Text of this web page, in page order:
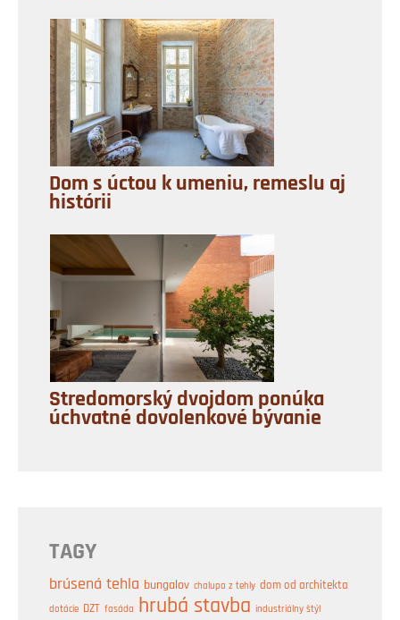
Dom s úctou k umeniu, remeslu aj
histórii
Stredomorský dvojdom ponúka
úchvatné dovolenkové bývanie
TAGY
brúsená tehla bungalov chalupa z tehly dom od architekta
dotácie DZT fasáda hrubá stavba industriálny štýl